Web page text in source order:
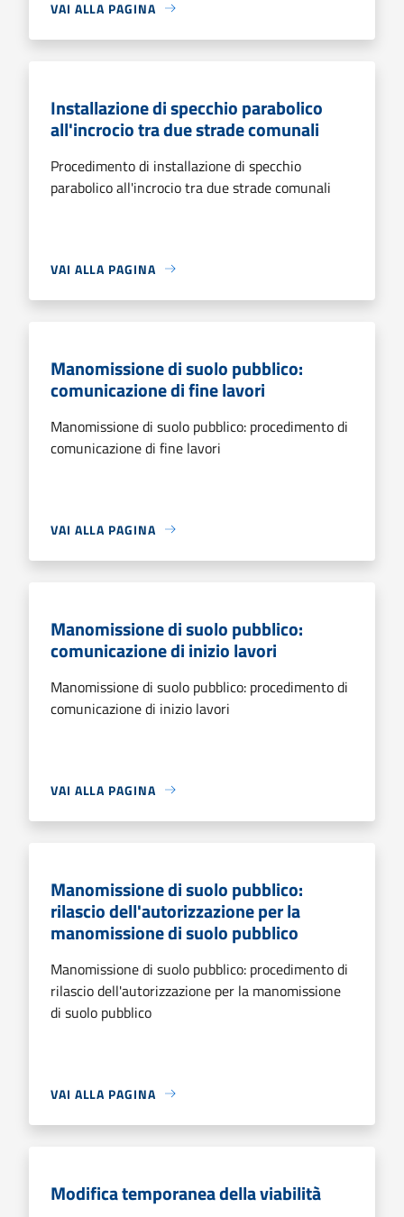
VAI ALLA PAGINA
Installazione di specchio parabolico
all'incrocio tra due strade comunali
Procedimento di installazione di specchio
parabolico all'incrocio tra due strade comunali
VAI ALLA PAGINA
Manomissione di suolo pubblico:
comunicazione di fine lavori
Manomissione di suolo pubblico: procedimento di
comunicazione di fine lavori
VAI ALLA PAGINA
Manomissione di suolo pubblico:
comunicazione di inizio lavori
Manomissione di suolo pubblico: procedimento di
comunicazione di inizio lavori
VAI ALLA PAGINA
Manomissione di suolo pubblico:
rilascio dell'autorizzazione per la
manomissione di suolo pubblico
Manomissione di suolo pubblico: procedimento di
rilascio dell'autorizzazione per la manomissione
di suolo pubblico
VAI ALLA PAGINA
Modifica temporanea della viabilità